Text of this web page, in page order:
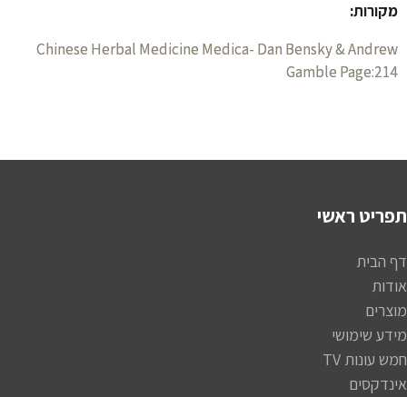
מקורות:
Chinese Herbal Medicine Medica- Dan Bensky & Andrew
Gamble Page:214
תפריט ראשי
דף הבית
אודות
מוצרים
מידע שימושי
חמש עונות TV
אינדקסים